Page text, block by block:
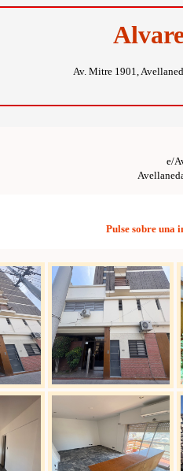
Av. Mitre 1901,
e/
Pulse sobre una